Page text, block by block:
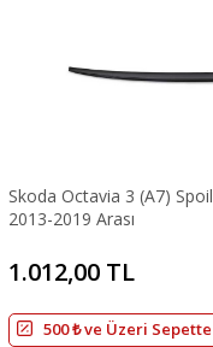
Skoda Octavia 3 (A7)
2013-2019 Arası
1.012,00 TL
500 ₺ ve Üzeri